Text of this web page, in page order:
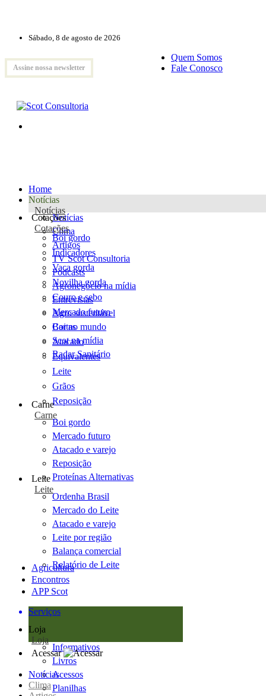
Sábado, 8 de agosto de 2026
Assine nossa newsletter
Quem Somos
Fale Conosco
Home
Notícias
Notícias
Notícias
Clima
Artigos
TV Scot Consultoria
Podcasts
Agronegócio na mídia
Entrevistas
Agro sustentável
Cartas
Scot na mídia
Radar Sanitário
Cotações
Cotações
Boi gordo
Indicadores
Vaca gorda
Novilha gorda
Couro e sebo
Mercado futuro
Boi no mundo
Atacado
Equivalentes
Leite
Grãos
Reposição
Carne
Carne
Boi gordo
Mercado futuro
Atacado e varejo
Reposição
Proteínas Alternativas
Leite
Leite
Ordenha Brasil
Mercado do Leite
Atacado e varejo
Leite por região
Balança comercial
Relatório de Leite
Agricultura
Encontros
APP Scot
Serviços
Loja
Loja
Informativos
Livros
Acessos
Planilhas
Acessar
Notícias
Clima